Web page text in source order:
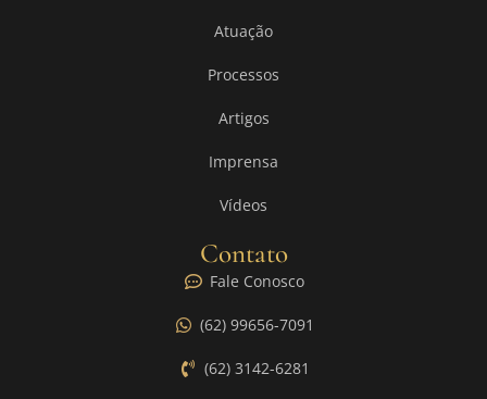
Atuação
Processos
Artigos
Imprensa
Vídeos
Contato
Fale Conosco
(62) 99656-7091
(62) 3142-6281